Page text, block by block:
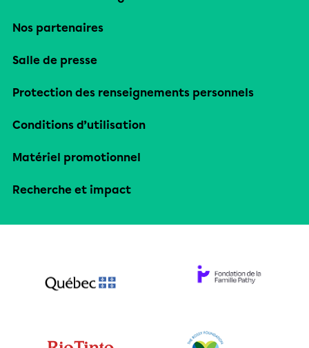
Nos partenaires
Salle de presse
Protection des renseignements personnels
Conditions d’utilisation
Matériel promotionnel
Recherche et impact